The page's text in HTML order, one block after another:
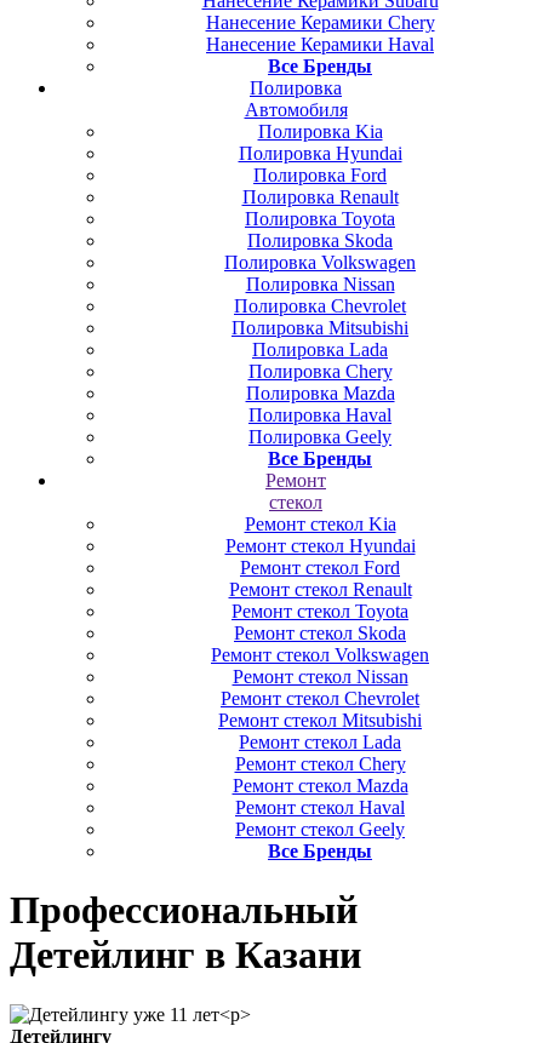
Нанесение Керамики Chery
Нанесение Керамики Haval
Все Бренды
Полировка
Автомобиля
Полировка Kia
Полировка Hyundai
Полировка Ford
Полировка Renault
Полировка Toyota
Полировка Skoda
Полировка Volkswagen
Полировка Nissan
Полировка Chevrolet
Полировка Mitsubishi
Полировка Lada
Полировка Chery
Полировка Mazda
Полировка Haval
Полировка Geely
Все Бренды
Ремонт
стекол
Ремонт стекол Kia
Ремонт стекол Hyundai
Ремонт стекол Ford
Ремонт стекол Renault
Ремонт стекол Toyota
Ремонт стекол Skoda
Ремонт стекол Volkswagen
Ремонт стекол Nissan
Ремонт стекол Chevrolet
Ремонт стекол Mitsubishi
Ремонт стекол Lada
Ремонт стекол Chery
Ремонт стекол Mazda
Ремонт стекол Haval
Ремонт стекол Geely
Все Бренды
Профессиональный
Детейлинг в Казани
Детейлингу